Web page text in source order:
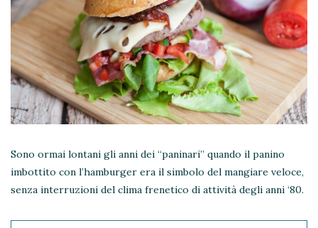
Sono ormai lontani gli anni dei “paninari” quando il panino
imbottito con l’hamburger era il simbolo del mangiare veloce,
senza interruzioni del clima frenetico di attività degli anni ‘80.